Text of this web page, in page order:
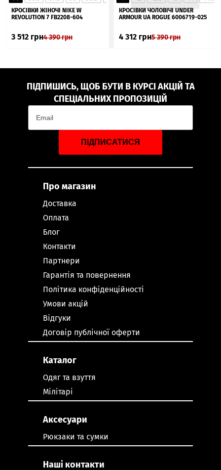
▲
КРОСІВКИ ЖІНОЧІ NIKE W
REVOLUTION 7 FB2208-604
3 512 грн4 390грн
КРОСІВКИ ЧОЛОВІЧІ UNDER
ARMOUR UA ROGUE 6006719-025
4 312 грн5 390грн
ПІДПИШИСЬ, ЩОБ БУТИ В КУРСІ АКЦІЙ ТА
СПЕЦІАЛЬНИХ ПРОПОЗИЦІЙ
ПІДПИСАТИСЯ
Про магазин
Доставка
Оплата
Блог
Контакти
Партнери
Гарантія та повернення
Політика конфіденційності
Умови акцій
Відгуки
Договір публічної оферти
Каталог
Одяг та взуття
Мілітарі
Аксесуари
Рюкзаки та сумки
Наші контакти